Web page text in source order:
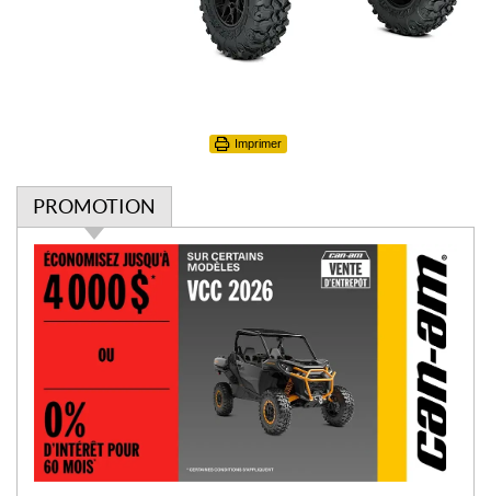
Imprimer
PROMOTION
P
o
m
o
n